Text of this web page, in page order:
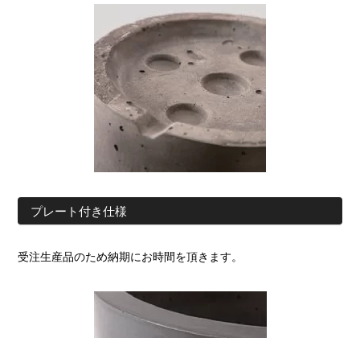
プレート付き仕様
受注生産品のため納期にお時間を頂きます。